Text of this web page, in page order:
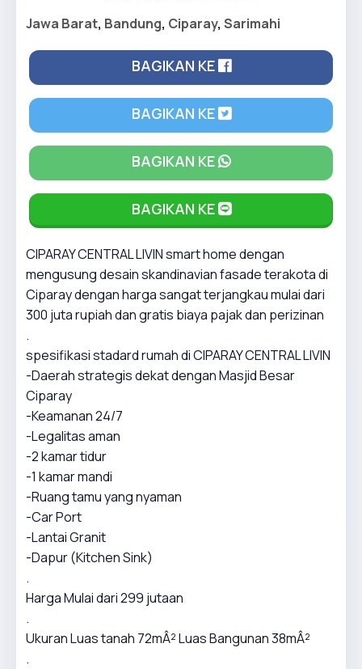
Jawa Barat, Bandung, Ciparay, Sarimahi
BAGIKAN KE
BAGIKAN KE
BAGIKAN KE
BAGIKAN KE
CIPARAY CENTRAL LIVIN smart home dengan
mengusung desain skandinavian fasade terakota di
Ciparay dengan harga sangat terjangkau mulai dari
300 juta rupiah dan gratis biaya pajak dan perizinan
.
spesifikasi stadard rumah di CIPARAY CENTRAL LIVIN
-Daerah strategis dekat dengan Masjid Besar
Ciparay
-Keamanan 24/7
-Legalitas aman
-2 kamar tidur
-1 kamar mandi
-Ruang tamu yang nyaman
-Car Port
-Lantai Granit
-Dapur (Kitchen Sink)
.
Harga Mulai dari 299 jutaan
.
Ukuran Luas tanah 72mÂ² Luas Bangunan 38mÂ²
.